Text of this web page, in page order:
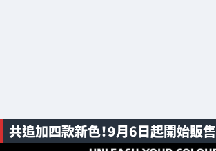
共追加四款新色！9月6日起開始販售